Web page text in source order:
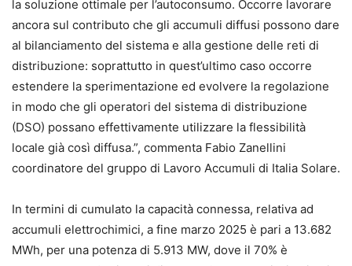
la soluzione ottimale per l’autoconsumo. Occorre lavorare
ancora sul contributo che gli accumuli diffusi possono dare
al bilanciamento del sistema e alla gestione delle reti di
distribuzione: soprattutto in quest’ultimo caso occorre
estendere la sperimentazione ed evolvere la regolazione
in modo che gli operatori del sistema di distribuzione
(DSO) possano effettivamente utilizzare la flessibilità
locale già così diffusa.”, commenta Fabio Zanellini
coordinatore del gruppo di Lavoro Accumuli di Italia Solare.
In termini di cumulato la capacità connessa, relativa ad
accumuli elettrochimici, a fine marzo 2025 è pari a 13.682
MWh, per una potenza di 5.913 MW, dove il 70% è